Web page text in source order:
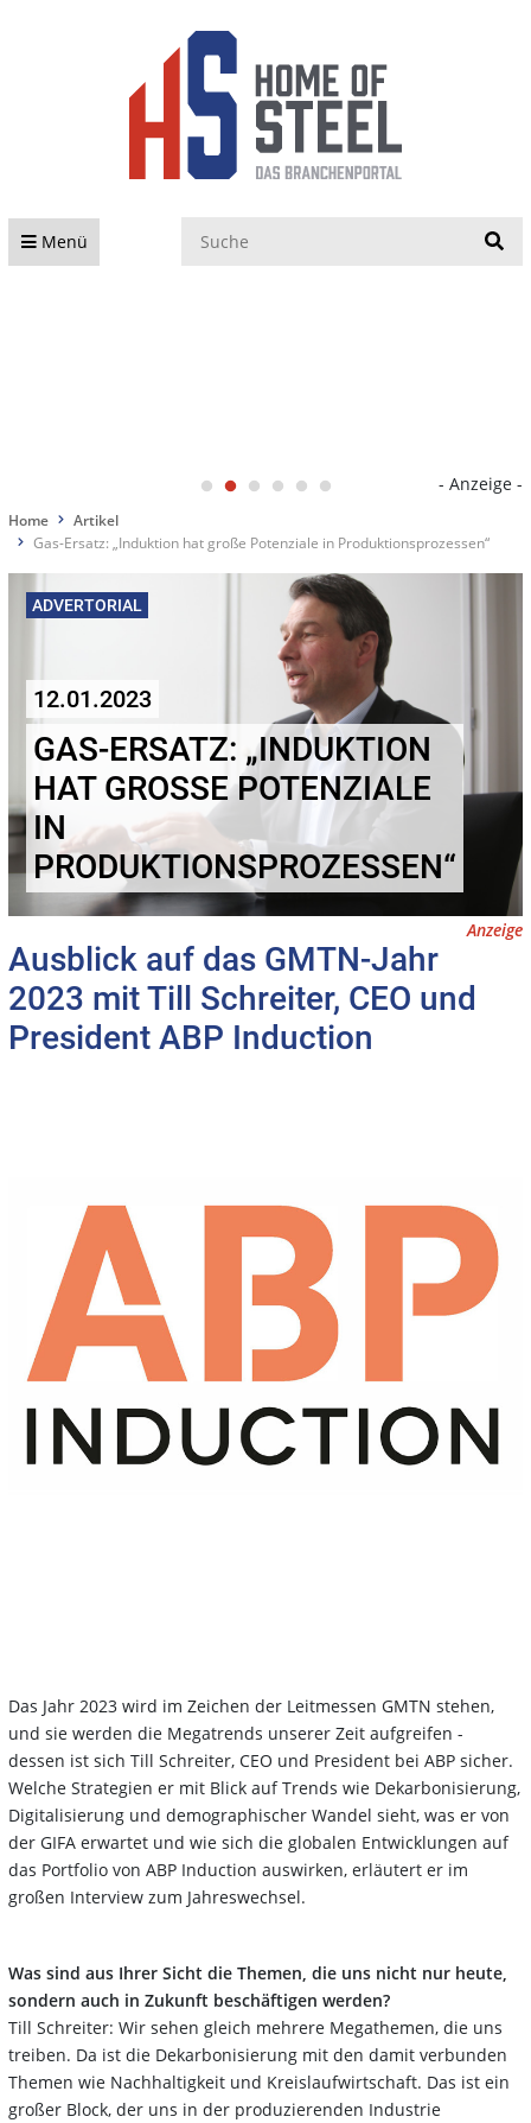
Menü
- Anzeige -
Home
Artikel
Gas-Ersatz: „Induktion hat große Potenziale in Produktionsprozessen“
ADVERTORIAL
12.01.2023
GAS-ERSATZ: „INDUKTION
HAT GROSSE POTENZIALE I
N P
RODUKTIONSPROZESSEN“
Anzeige
Ausblick auf das GMTN-Jahr
2023 mit Till Schreiter, CEO und
President ABP Induction
Das Jahr 2023 wird im Zeichen der Leitmessen GMTN stehen,
und sie werden die Megatrends unserer Zeit aufgreifen -
dessen ist sich Till Schreiter, CEO und President bei ABP sicher.
Welche Strategien er mit Blick auf Trends wie Dekarbonisierung,
Digitalisierung und demographischer Wandel sieht, was er von
der GIFA erwartet und wie sich die globalen Entwicklungen auf
das Portfolio von ABP Induction auswirken, erläutert er im
großen Interview zum Jahreswechsel.
Was sind aus Ihrer Sicht die Themen, die uns nicht nur heute,
sondern auch in Zukunft beschäftigen werden?
Till Schreiter: Wir sehen gleich mehrere Megathemen, die uns
treiben. Da ist die Dekarbonisierung mit den damit verbunden
Themen wie Nachhaltigkeit und Kreislaufwirtschaft. Das ist ein
großer Block, der uns in der produzierenden Industrie